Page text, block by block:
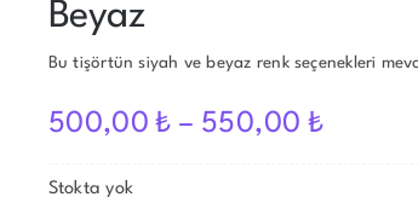
Beyaz
Bu tişörtün siyah ve beyaz renk seçenekleri
500,00₺ – 550,00₺
Stokta yok